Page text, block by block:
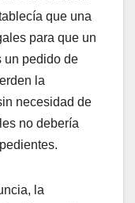
que una
para que un
un pedido de
la
necesidad de
no debería
la